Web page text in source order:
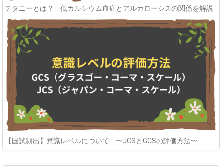
テタニーとは？ 低カルシウム血症とアルカローシスの関係を解説
【国試頻出】意識レベルについて 〜JCSとGCSの評価方法〜